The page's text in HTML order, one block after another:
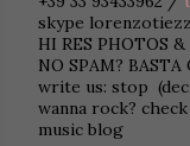
skype
HI RES PHOTOS
NO SPAM?
write us: stop
wanna rock? check
music blog